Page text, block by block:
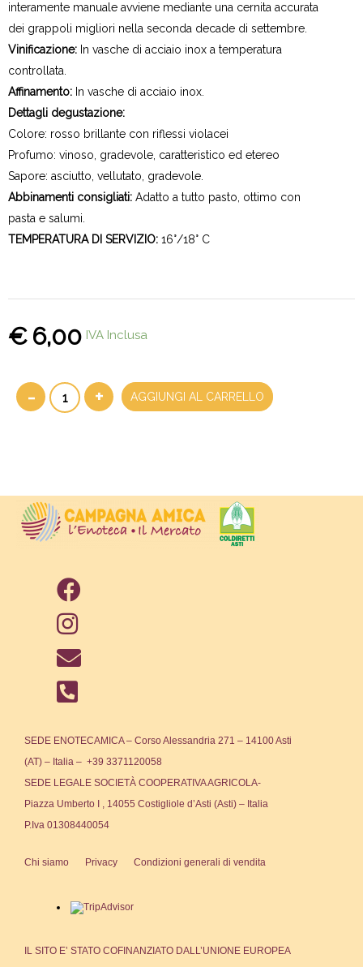
interamente manuale avviene mediante una cernita accurata
dei grappoli migliori nella seconda decade di settembre.
Vinificazione: In vasche di acciaio inox a temperatura
controllata.
Affinamento: In vasche di acciaio inox.
Dettagli degustazione:
Colore: rosso brillante con riflessi violacei
Profumo: vinoso, gradevole, caratteristico ed etereo
Sapore: asciutto, vellutato, gradevole.
Abbinamenti consigliati: Adatto a tutto pasto, ottimo con
pasta e salumi.
TEMPERATURA DI SERVIZIO: 16°/18° C
6,00
€ IVA Inclusa
- + AGGIUNGI AL CARRELLO
SEDE ENOTECAMICA – Corso Alessandria 271 – 14100 Asti
(AT) – Italia – +39 3371120058
SEDE LEGALE SOCIETÀ COOPERATIVA AGRICOLA-
Piazza Umberto I , 14055 Costigliole d’Asti (Asti) – Italia
P.Iva 01308440054
Chi siamo Privacy Condizioni generali di vendita
IL SITO E’ STATO COFINANZIATO DALL’UNIONE EUROPEA